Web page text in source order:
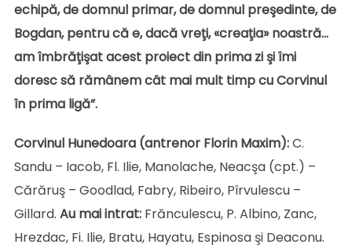
echipă, de domnul primar, de domnul preşedinte, de
Bogdan, pentru că e, dacă vreţi, «creaţia» noastră…
am îmbrăţişat acest proiect din prima zi şi îmi
doresc să rămânem cât mai mult timp cu Corvinul
în prima ligă”.
Corvinul Hunedoara (antrenor Florin Maxim):C.
Sandu – Iacob, Fl. Ilie, Manolache, Neacşa (cpt.) –
Cărăruş – Goodlad, Fabry, Ribeiro, Pîrvulescu –
Gillard. Au mai intrat:Frănculescu, P. Albino, Zanc,
Hrezdac, Fi. Ilie, Bratu, Hayatu, Espinosa şi Deaconu.